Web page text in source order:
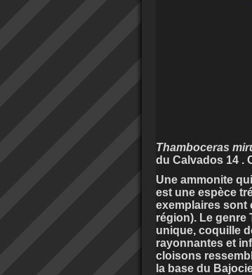
Thamboceras
du Calvados 14 .
Une ammonite
est une espèce
exemplaires sont
région). Le genre
unique, coquille
rayonnantes et
cloisons
la base du